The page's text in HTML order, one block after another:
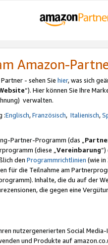
Amazon-
- sehen Sie hier, was sich
“). Hier können Sie Ihre
verwalten.
:Englisch,Französisch, Italienisch,
Partner-Programm (das „
(diese „Vereinbarung
den Programmrichtlinien (wie
für die Teilnahme am
Inhalte, die du auf der
die gegen eine
nutzergenerierten Social
und Produkte auf